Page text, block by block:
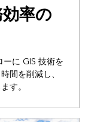
率の
に GIS 技術を
間を削減し、
す。